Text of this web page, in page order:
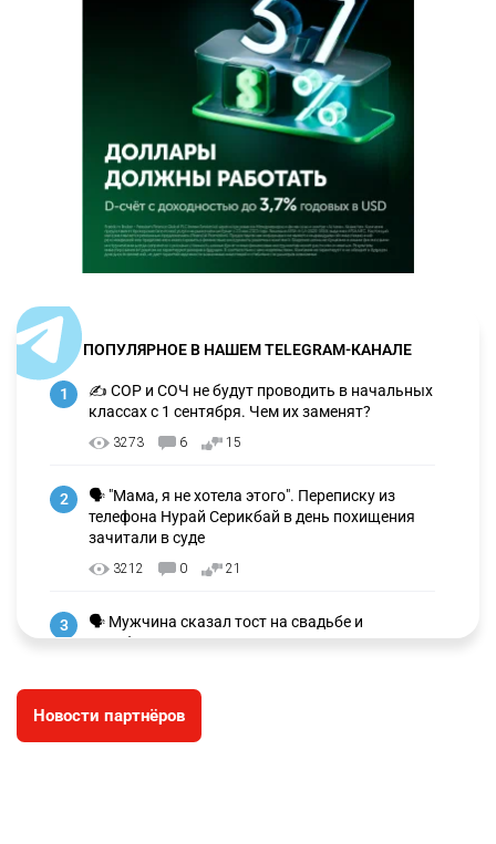
ПОПУЛЯРНОЕ В НАШЕМ TELEGRAM-КАНАЛЕ
1
✍️ СОР и СОЧ не будут проводить в начальных
классах с 1 сентября. Чем их заменят?
3273 6 15
2
🗣 "Мама, я не хотела этого". Переписку из
телефона Нурай Серикбай в день похищения
зачитали в суде
3212 0 21
3
🗣 Мужчина сказал тост на свадьбе и
заработал уголовное дело
🐏 Скота больше, а мясо дороже. Почему в
Казахстане продолжают расти цены на
Новости партнёров